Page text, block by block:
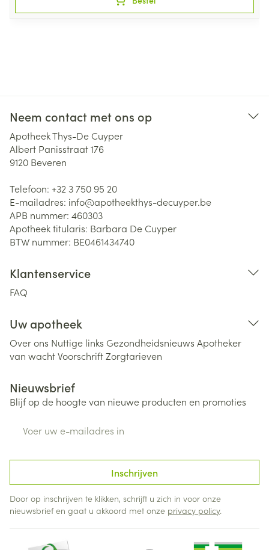
Neem contact met ons op
Apotheek Thys-De Cuyper
Albert Panisstraat 176
9120 Beveren
Telefoon: +32 3 750 95 20
E-mailadres: info@apotheekthys-decuyper.be
APB nummer: 460303
Apotheek titularis: Barbara De Cuyper
BTW nummer: BE0461434740
Klantenservice
FAQ
Uw apotheek
Over ons Nuttige links Gezondheidsnieuws Apotheker
van wachtVoorschriftZorgtarieven
Nieuwsbrief
Blijf op de hoogte van nieuwe producten en promoties
Inschrijven
Door op inschrijven te klikken, schrijft u zich in voor onze
nieuwsbrief en gaat u akkoord met onze privacy policy.